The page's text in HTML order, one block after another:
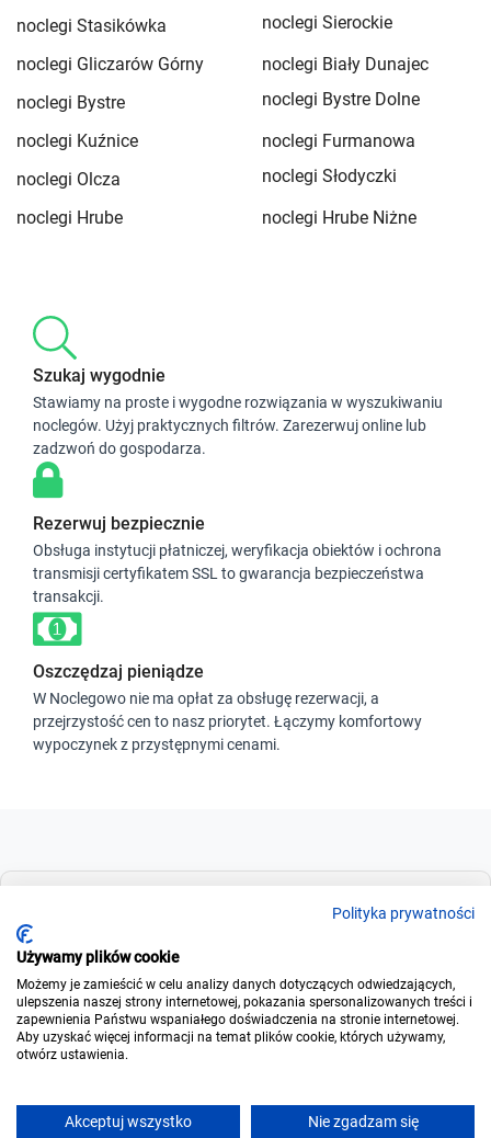
noclegi Stasikówka
noclegi Sierockie
noclegi Gliczarów Górny
noclegi Biały Dunajec
noclegi Bystre
noclegi Bystre Dolne
noclegi Kuźnice
noclegi Furmanowa
noclegi Olcza
noclegi Słodyczki
noclegi Hrube
noclegi Hrube Niżne
Szukaj wygodnie
Stawiamy na proste i wygodne rozwiązania w wyszukiwaniu
noclegów. Użyj praktycznych filtrów. Zarezerwuj online lub
zadzwoń do gospodarza.
Rezerwuj bezpiecznie
Obsługa instytucji płatniczej, weryfikacja obiektów i ochrona
transmisji certyfikatem SSL to gwarancja bezpieczeństwa
transakcji.
Oszczędzaj pieniądze
W Noclegowo nie ma opłat za obsługę rezerwacji, a
przejrzystość cen to nasz priorytet. Łączymy komfortowy
wypoczynek z przystępnymi cenami.
Dla wynajmujących
Polityka prywatności
Używamy plików cookie
Możemy je zamieścić w celu analizy danych dotyczących odwiedzających,
ulepszenia naszej strony internetowej, pokazania spersonalizowanych treści i
zapewnienia Państwu wspaniałego doświadczenia na stronie internetowej.
Aby uzyskać więcej informacji na temat plików cookie, których używamy,
otwórz ustawienia.
Akceptuj wszystko Nie zgadzam się